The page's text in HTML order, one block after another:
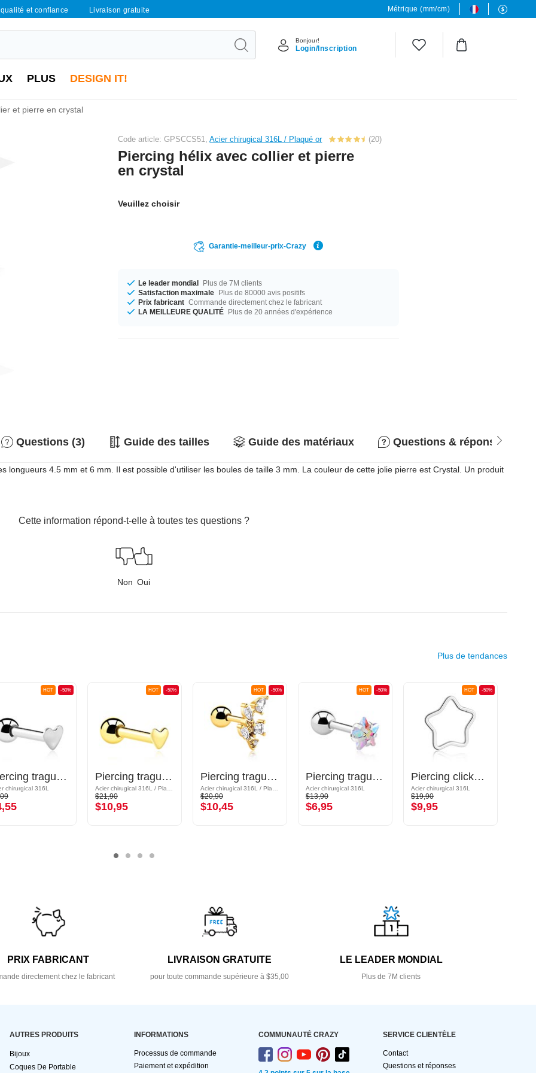
qualité et confiance Livraison gratuite Métrique (mm/cm)
Bonjour!
Login/Inscription
PLUS DESIGN IT!
et pierre en crystal
Code article: GPSCCS51,Acier chirugical 316L / Plaqué or (20)
Piercing hélix avec collier et pierre
en crystal
Veuillez choisir
Garantie-meilleur-prix-Crazy
Le leader mondial Plus de 7M clients
Satisfaction maximale Plus de 80000 avis positifs
Prix fabricant Commande directement chez le fabricant
LA MEILLEURE QUALITÉ Plus de 20 années d'expérience
Questions (3) Guide des tailles Guide des matériaux Questions & réponses
longueurs 4.5 mm et 6 mm. Il est possible d'utiliser les boules de taille 3 mm. La couleur de cette jolie pierre est Crystal. Un produit
Cette information répond-t-elle à toutes tes questions ?
Non Oui
Plus de tendances
-50%
HOT
Piercing tragus avec motif coeur
chirurgical 316L
-50%
HOT
Piercing tragus avec motif coeur
$21,90
$10,95
-50%
HOT
Piercing tragus avec pierres en cristal
$20,90
$10,45
-50%
HOT
Piercing tragus avec étoile en cristal
Acier chirurgical 316L
$13,90
$6,95
-50%
HOT
Piercing clicker en forme d'étoile (acier chirurgical, argent, finition brillante)
Acier chirurgical 316L
$19,90
$9,95
PRIX FABRICANT
directement chez le fabricant
LIVRAISON GRATUITE
pour toute commande supérieure à $35,00
LE LEADER MONDIAL
Plus de 7M clients
AUTRES PRODUITS
Bijoux
Coques De Portable
INFORMATIONS
Processus de commande
Paiement et expédition
COMMUNAUTÉ CRAZY SERVICE CLIENTÈLE
Contact
Questions et réponses